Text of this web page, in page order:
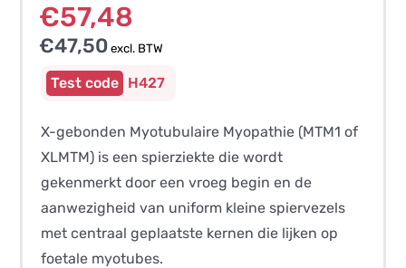
€57,48
€47,50excl. BTW
H427
X-gebonden Myotubulaire Myopathie (MTM1 of
XLMTM) is een spierziekte die wordt
gekenmerkt door een vroeg begin en de
aanwezigheid van uniform kleine spiervezels
met centraal geplaatste kernen die lijken op
foetale myotubes.